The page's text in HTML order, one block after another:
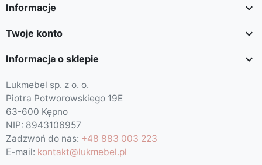
Informacje 
Twoje konto 
Informacja o sklepie 
Lukmebel sp. z o. o.
Piotra Potworowskiego 19E
63-600 Kępno
NIP: 8943106957
Zadzwoń do nas: +48 883 003 223
E-mail: kontakt@lukmebel.pl